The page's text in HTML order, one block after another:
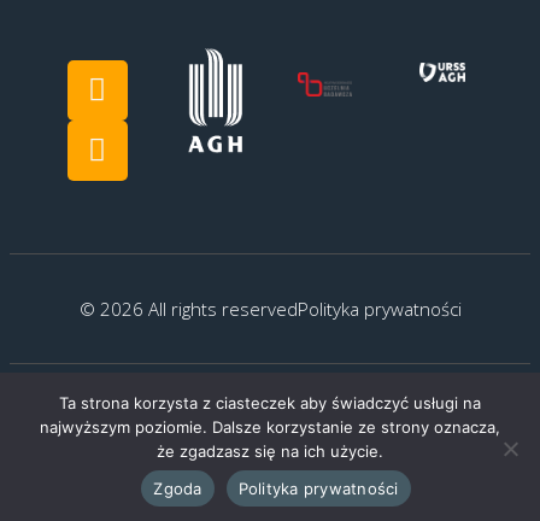
© 2026 All rights reservedPolityka prywatności
Created by: G.Kocyłowski
Ta strona korzysta z ciasteczek aby świadczyć usługi na
najwyższym poziomie. Dalsze korzystanie ze strony oznacza,
że zgadzasz się na ich użycie.
Zgoda
Polityka prywatności